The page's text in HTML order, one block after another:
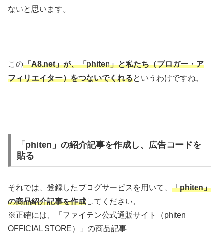
ないと思います。
この「A8.net」が、「phiten」と私たち（ブロガー・ア
フィリエイター）をつないでくれるというわけですね。
「phiten」の紹介記事を作成し、広告コードを
貼る
それでは、登録したブログサービスを用いて、 「phiten」
の商品紹介記事を作成してください。
※正確には、「ファイテン公式通販サイト（phiten
OFFICIAL STORE）」の商品記事